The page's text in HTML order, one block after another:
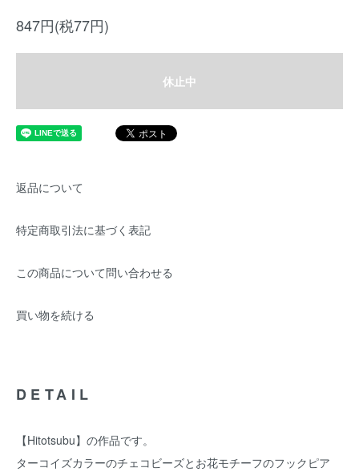
847円(税77円)
休止中
返品について
特定商取引法に基づく表記
この商品について問い合わせる
買い物を続ける
DETAIL
【Hitotsubu】の作品です。
ターコイズカラーのチェコビーズとお花モチーフのフックピア